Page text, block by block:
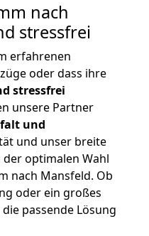
nach
stressfrei
erfahrenen
oder dass ihre
stressfrei
unsere Partner
und
und unser breite
optimalen Wahl
nach Mansfeld. Ob
oder ein großes
passende Lösung